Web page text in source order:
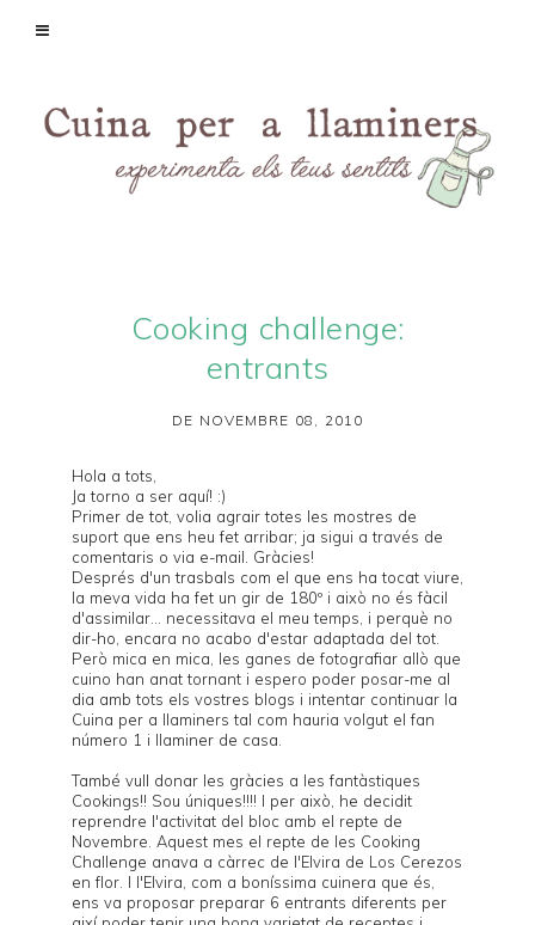
Cooking challenge:
entrants
DE NOVEMBRE 08, 2010
Hola a tots,
Ja torno a ser aquí! :)
Primer de tot, volia agrair totes les mostres de
suport que ens heu fet arribar; ja sigui a través de
comentaris o via e-mail. Gràcies!
Després d'un trasbals com el que ens ha tocat viure,
la meva vida ha fet un gir de 180º i això no és fàcil
d'assimilar... necessitava el meu temps, i perquè no
dir-ho, encara no acabo d'estar adaptada del tot.
Però mica en mica, les ganes de fotografiar allò que
cuino han anat tornant i espero poder posar-me al
dia amb tots els vostres blogs i intentar continuar la
Cuina per a llaminers tal com hauria volgut el fan
número 1 i llaminer de casa.
També vull donar les gràcies a les fantàstiques
Cookings!! Sou úniques!!!! I per això, he decidit
reprendre l'activitat del bloc amb el repte de
Novembre. Aquest mes el repte de les Cooking
Challenge anava a càrrec de l'Elvira de Los Cerezos
en flor . I l'Elvira, com a boníssima cuinera que és,
ens va proposar preparar 6 entrants diferents per